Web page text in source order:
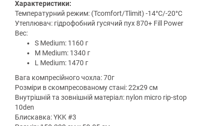
Характеристики:
Температурний режим: (Tcomfort/Tlimit) -14°C/-20°C
Утеплювач: гідрофобний гусячий пух 870+ Fill Power
Вес:
S Medium: 1160 г
M Medium: 1340 г
L Medium: 1470 г
Вага компресійного чохла: 70г
Розміри в скомпресованому стані: 22х29 см
Внутрішній та зовнішній матеріал: nylon micro rip-stop
10den
Блискавка: YKK #3